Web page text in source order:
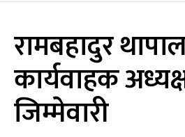
रामबहादुर
कार्यवाहक
जिम्मेवारी